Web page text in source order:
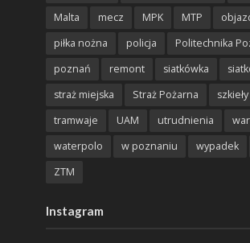
Malta
mecz MPK MTP
piłka nożna
policja
Politechnika
poznań
remont siatkówka
straż miejska
Straż Pożarna szkieły
tramwaje
UAM utrudnienia
waterpolo
w poznaniu wypadek
ZTM
Instagram